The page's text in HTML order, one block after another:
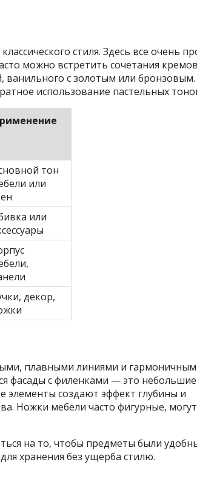
стиля. Здесь все очень
можно встретить сочетания
ванильного с золотым или
использование пастельных
тон
или
или
декор,
плавными линиями и
фасады с филенками — это
элементы создают эффект глубины и
Ножки мебели часто фигурные,
на то, чтобы предметы были
хранения без ущерба стилю.